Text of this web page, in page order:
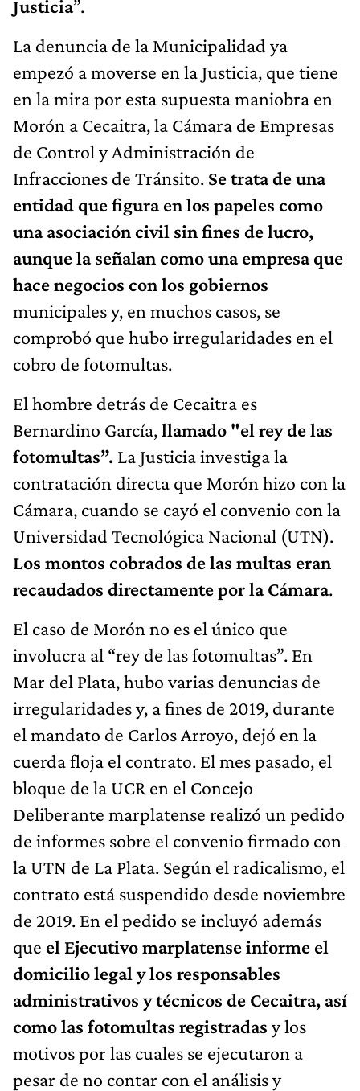
Justicia”.
La denuncia de la Municipalidad ya
empezó a moverse en la Justicia, que tiene
en la mira por esta supuesta maniobra en
Morón a Cecaitra, la Cámara de Empresas
de Control y Administración de
Infracciones de Tránsito. Se trata de una
entidad que figura en los papeles como
una asociación civil sin fines de lucro,
aunque la señalan como una empresa que
hace negocios con los gobiernos
municipales y, en muchos casos, se
comprobó que hubo irregularidades en el
cobro de fotomultas.
El hombre detrás de Cecaitra es
Bernardino García,llamado "el rey de las
fotomultas”. La Justicia investiga la
contratación directa que Morón hizo con la
Cámara, cuando se cayó el convenio con la
Universidad Tecnológica Nacional (UTN).
Los montos cobrados de las multas eran
recaudados directamente por la Cámara.
El caso de Morón no es el único que
involucra al “rey de las fotomultas”. En
Mar del Plata, hubo varias denuncias de
irregularidades y, a fines de 2019, durante
el mandato de Carlos Arroyo, dejó en la
cuerda floja el contrato. El mes pasado, el
bloque de la UCR en el Concejo
Deliberante marplatense realizó un pedido
de informes sobre el convenio firmado con
la UTN de La Plata. Según el radicalismo, el
contrato está suspendido desde noviembre
de 2019. En el pedido se incluyó además
que el Ejecutivo marplatense informe el
domicilio legal y los responsables
administrativos y técnicos de Cecaitra, así
como las fotomultas registradas y los
motivos por las cuales se ejecutaron a
pesar de no contar con el análisis y